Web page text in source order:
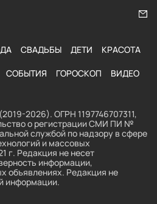
СВАДЬБЫ ДЕТИ КРАСОТА
СОБЫТИЯ ГОРОСКОП ВИДЕО
2026). ОГРН 1197746707311,
о регистрации СМИ ПИ №
службой по надзору в сфере
и массовых
г. Редакция не несет
информации,
объявлениях. Редакция не
информации.